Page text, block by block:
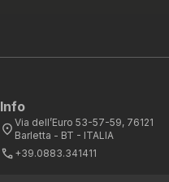
Info
location_on Via dell’Euro 53-57-59, 76121
Barletta - BT - ITALIA
call +39.0883.341411